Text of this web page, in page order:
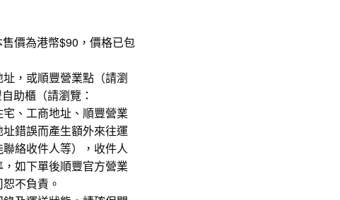
價為港幣$90，價格已包
，或順豐營業點（請瀏
助櫃（請瀏覽：
、工商地址、順豐營業
錯誤而產生額外來往運
絡收件人等），收件人
如下單後順豐官方營業
不負責。